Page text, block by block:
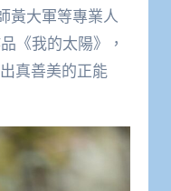
黃大軍等專業人
《我的太陽》，
真善美的正能